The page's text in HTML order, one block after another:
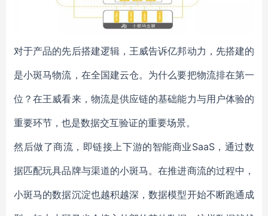
对于产品的先后搭建逻辑，王威告诉亿邦动力，先搭建的
是小斑马物流，在全国建云仓。为什么要把物流排在第一
位？在王威看来，物流是供应链的基础能力与用户体验的
重要环节，也是数据交互验证的重要场景。
然后做了商流，即链接上下游的智能商业SaaS，通过数
据匹配玩具品牌与渠道的小斑马。在推进商流的过程中，
小斑马的数据沉淀也越积越深，数据模型开始不断跑通成